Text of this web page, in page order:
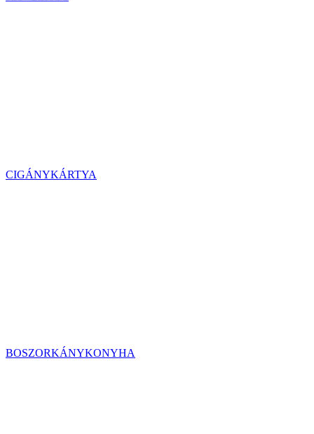
CIGÁNYKÁRTYA
BOSZORKÁNYKONYHA